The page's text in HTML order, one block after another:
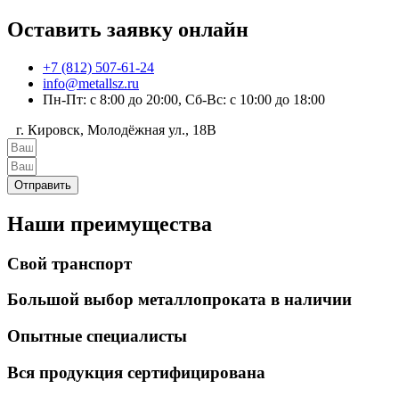
Оставить заявку онлайн
+7 (812) 507-61-24
info@metallsz.ru
Пн-Пт: с 8:00 до 20:00, Сб-Вс: с 10:00 до 18:00
г. Кировск, Молодёжная ул., 18В
Отправить
Наши преимущества
Свой транспорт
Большой выбор металлопроката в наличии
Опытные специалисты
Вся продукция сертифицирована